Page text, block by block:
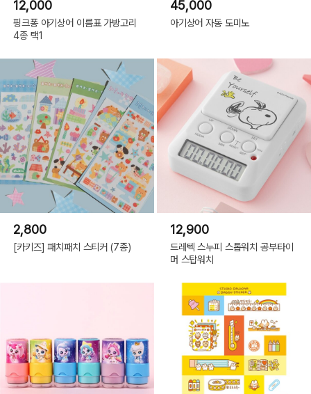
12,000
핑크퐁 아기상어 이름표 가방고리
4종 택1
45,000
아기상어 자동 도미노
2,800
[카키즈] 패치패치 스티커 (7종)
12,900
드레텍 스누피 스톱워치 공부타이
머 스탑워치